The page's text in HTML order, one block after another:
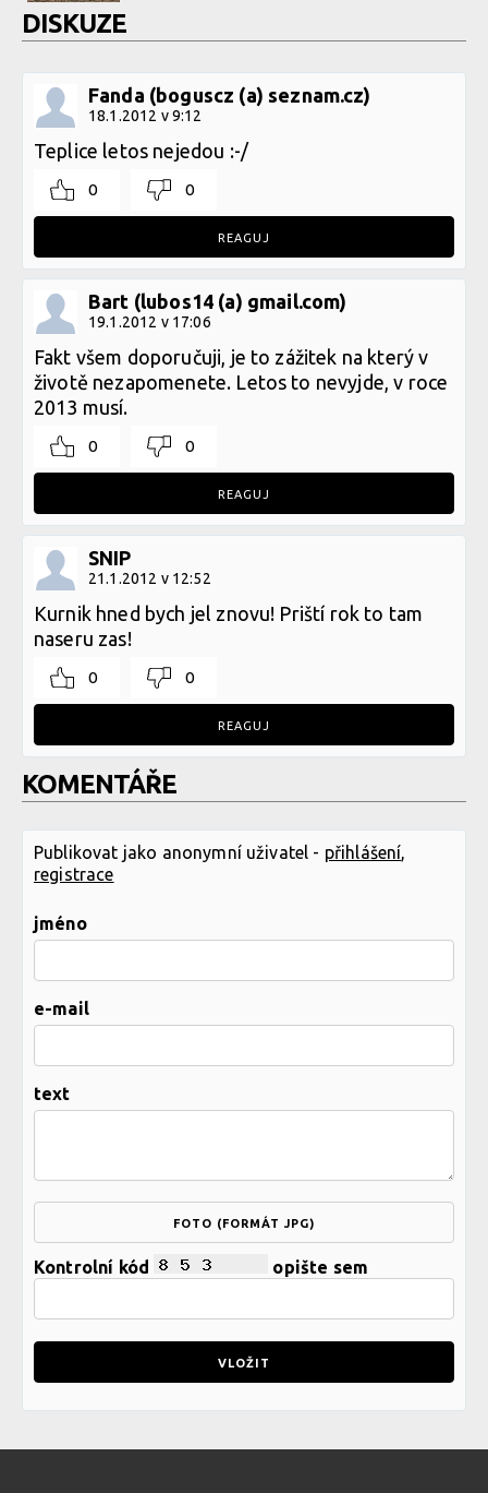
DISKUZE
Fanda (boguscz (a) seznam.cz)
18.1.2012 v 9:12
Teplice letos nejedou :-/
0 0
REAGUJ
Bart (lubos14 (a) gmail.com)
19.1.2012 v 17:06
Fakt všem doporučuji, je to zážitek na který v
životě nezapomenete. Letos to nevyjde, v roce
2013 musí.
0 0
REAGUJ
SNIP
21.1.2012 v 12:52
Kurnik hned bych jel znovu! Priští rok to tam
naseru zas!
0 0
REAGUJ
KOMENTÁŘE
Publikovat jako anonymní uživatel - přihlášení,
registrace
jméno
e-mail
text
FOTO (FORMÁT JPG)
Kontrolní kód opište sem